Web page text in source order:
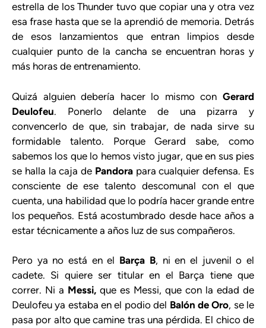
estrella de los Thunder tuvo que copiar una y otra vez
esa frase hasta que se la aprendió de memoria. Detrás
de esos lanzamientos que entran limpios desde
cualquier punto de la cancha se encuentran horas y
más horas de entrenamiento.
Quizá alguien debería hacer lo mismo con Gerard
Deulofeu. Ponerlo delante de una pizarra y
convencerlo de que, sin trabajar, de nada sirve su
formidable talento. Porque Gerard sabe, como
sabemos los que lo hemos visto jugar, que en sus pies
se halla la caja de Pandorapara cualquier defensa. Es
consciente de ese talento descomunal con el que
cuenta, una habilidad que lo podría hacer grande entre
los pequeños. Está acostumbrado desde hace años a
estar técnicamente a años luz de sus compañeros.
Pero ya no está en el Barça B, ni en el juvenil o el
cadete. Si quiere ser titular en el Barça tiene que
correr. Ni a Messi, que es Messi, que con la edad de
Deulofeu ya estaba en el podio del Balón de Oro, se le
pasa por alto que camine tras una pérdida. El chico de